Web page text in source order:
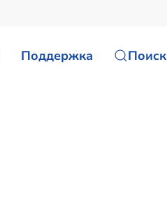
Поддержка Поиск